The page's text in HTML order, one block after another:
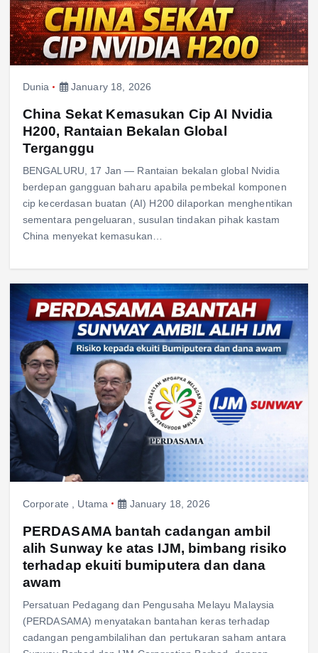
Dunia January 18, 2026
China Sekat Kemasukan Cip AI Nvidia
H200, Rantaian Bekalan Global
Terganggu
BENGALURU, 17 Jan — Rantaian bekalan global Nvidia
berdepan gangguan baharu apabila pembekal komponen
cip kecerdasan buatan (AI) H200 dilaporkan menghentikan
sementara pengeluaran, susulan tindakan pihak kastam
China menyekat kemasukan…
Corporate Utama January 18, 2026
PERDASAMA bantah cadangan ambil
alih Sunway ke atas IJM, bimbang risiko
terhadap ekuiti bumiputera dan dana
awam
Persatuan Pedagang dan Pengusaha Melayu Malaysia
(PERDASAMA) menyatakan bantahan keras terhadap
cadangan pengambilalihan dan pertukaran saham antara